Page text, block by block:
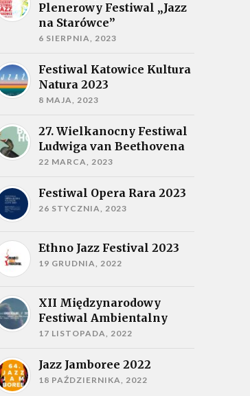
Plenerowy Festiwal „Jazz
na Starówce”
6 SIERPNIA, 2023
Festiwal Katowice Kultura
Natura 2023
8 MAJA, 2023
27. Wielkanocny Festiwal
Ludwiga van Beethovena
22 MARCA, 2023
Festiwal Opera Rara 2023
26 STYCZNIA, 2023
Ethno Jazz Festival 2023
19 GRUDNIA, 2022
XII Międzynarodowy
Festiwal Ambientalny
17 LISTOPADA, 2022
Jazz Jamboree 2022
18 PAŹDZIERNIKA, 2022